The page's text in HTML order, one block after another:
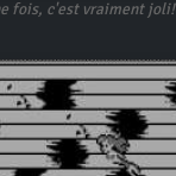
fois, c'est vraiment joli!